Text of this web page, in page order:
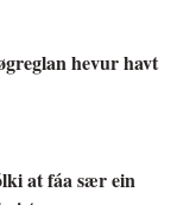
hevur havt
at fáa sær ein